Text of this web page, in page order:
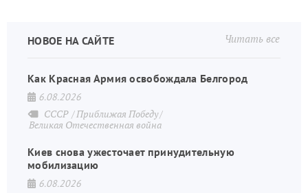
Читать все
НОВОЕ НА САЙТЕ
Как Красная Армия освобождала Белгород
6.08.2026
СССР Приближая Победу
Великая Отечественная война
Киев снова ужесточает принудительную
мобилизацию
6.08.2026